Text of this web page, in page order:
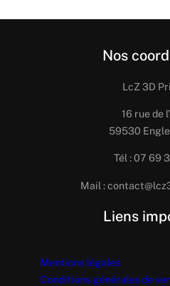
Nos
LcZ 3D
16 rue de
59530
Tél : 07 69
Mail :
Liens
Mentions légales
Conditions générales de